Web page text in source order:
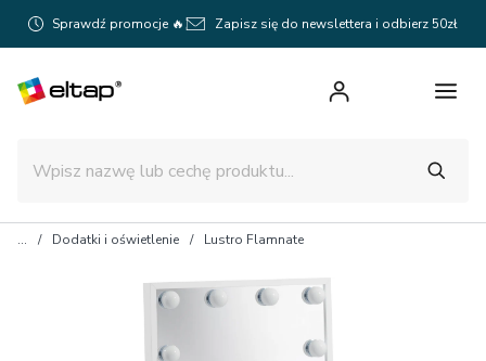
Sprawdź promocje 🔥 Zapisz się do newslettera i odbierz 50zł
Dodatki i oświetlenie Lustro Flamnate